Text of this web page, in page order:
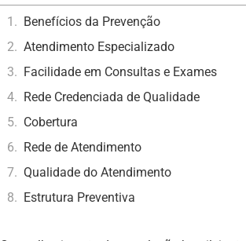
Benefícios da Prevenção
Atendimento Especializado
Facilidade em Consultas e Exames
Rede Credenciada de Qualidade
Cobertura
Rede de Atendimento
Qualidade do Atendimento
Estrutura Preventiva